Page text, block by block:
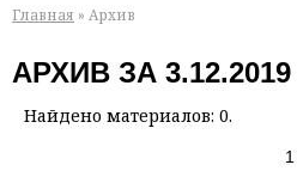
Главная » Архив
АРХИВ ЗА 3.12.2019
Найдено материалов: 0.
1